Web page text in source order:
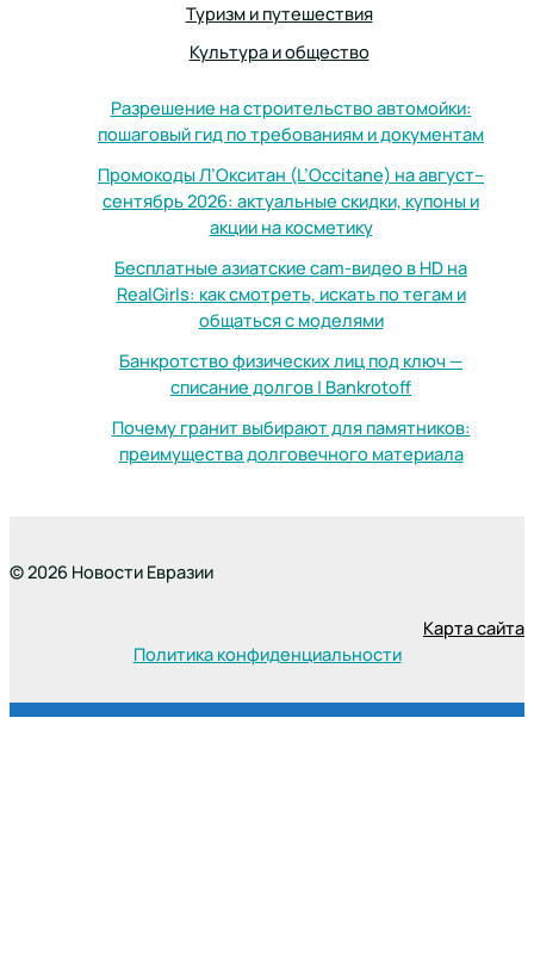
Туризм и путешествия
Культура и общество
Разрешение на строительство автомойки:
пошаговый гид по требованиям и документам
Промокоды Л’Окситан (L’Occitane) на август–
сентябрь 2026: актуальные скидки, купоны и
акции на косметику
Бесплатные азиатские cam-видео в HD на
RealGirls: как смотреть, искать по тегам и
общаться с моделями
Банкротство физических лиц под ключ —
списание долгов | Bankrotoff
Почему гранит выбирают для памятников:
преимущества долговечного материала
© 2026 Новости Евразии
Карта сайта
Политика конфиденциальности